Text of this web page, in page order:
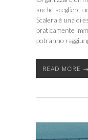
anche scegliere
Scalera è una di
praticamente
potranno
READ MORE →